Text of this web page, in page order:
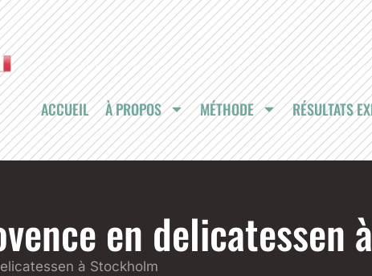
ACCUEIL À PROPOS MÉTHODE RÉSULTATS
en delicatessen
à Stockholm